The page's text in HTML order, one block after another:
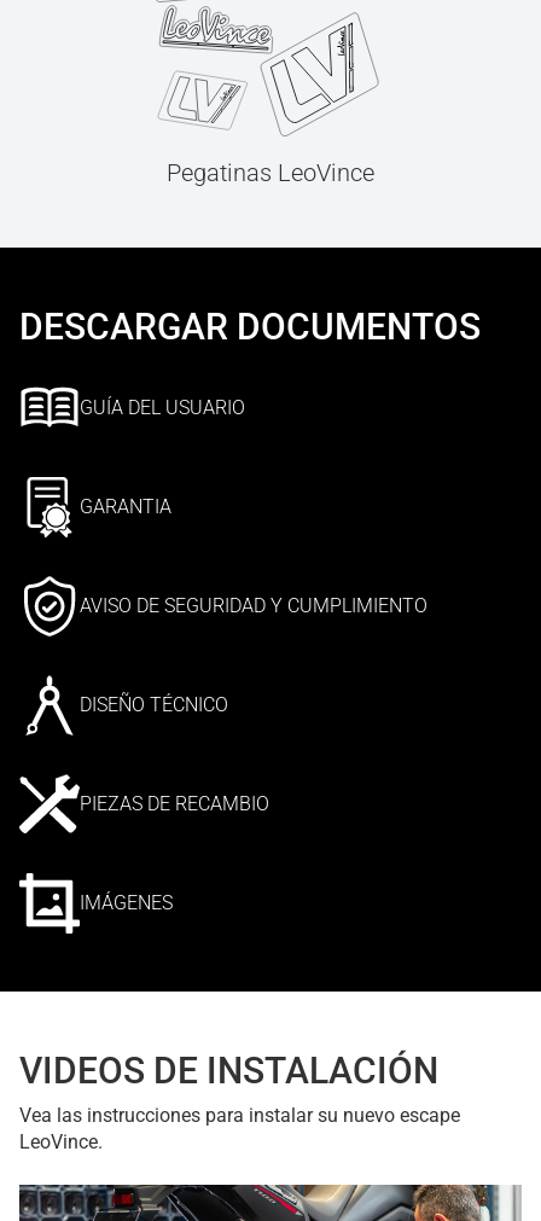
Pegatinas LeoVince
DESCARGAR DOCUMENTOS
GUÍA DEL USUARIO
GARANTIA
AVISO DE SEGURIDAD Y CUMPLIMIENTO
DISEÑO TÉCNICO
PIEZAS DE RECAMBIO
IMÁGENES
VIDEOS DE INSTALACIÓN
Vea las instrucciones para instalar su nuevo escape
LeoVince.